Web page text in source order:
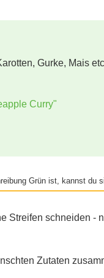
Gurke, Mais
Curry"
Grün ist, kannst du
Streifen schneiden -
Zutaten